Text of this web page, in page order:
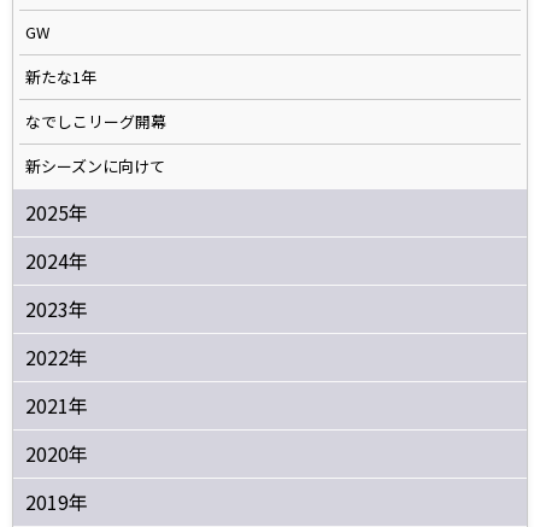
GW
新たな1年
なでしこリーグ開幕
新シーズンに向けて
2025年
2024年
2023年
2022年
2021年
2020年
2019年